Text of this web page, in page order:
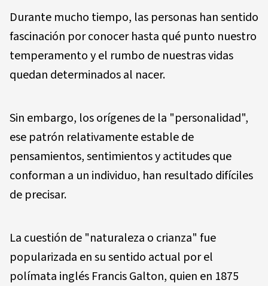
Durante mucho tiempo, las personas han sentido
fascinación por conocer hasta qué punto nuestro
temperamento y el rumbo de nuestras vidas
quedan determinados al nacer.
Sin embargo, los orígenes de la "personalidad",
ese patrón relativamente estable de
pensamientos, sentimientos y actitudes que
conforman a un individuo, han resultado difíciles
de precisar.
La cuestión de "naturaleza o crianza" fue
popularizada en su sentido actual por el
polímata inglés Francis Galton, quien en 1875